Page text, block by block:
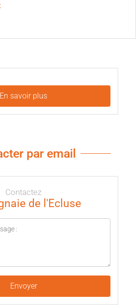
En savoir plus
par email
Contactez
de l'Ecluse
Envoyer